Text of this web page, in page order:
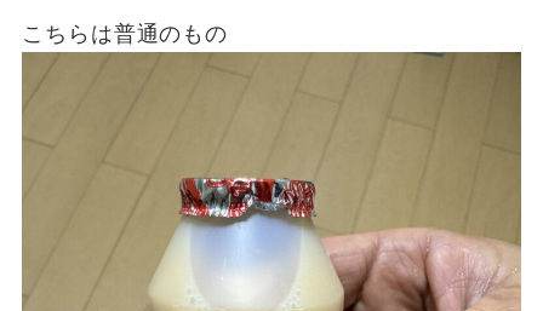
こちらは普通のもの